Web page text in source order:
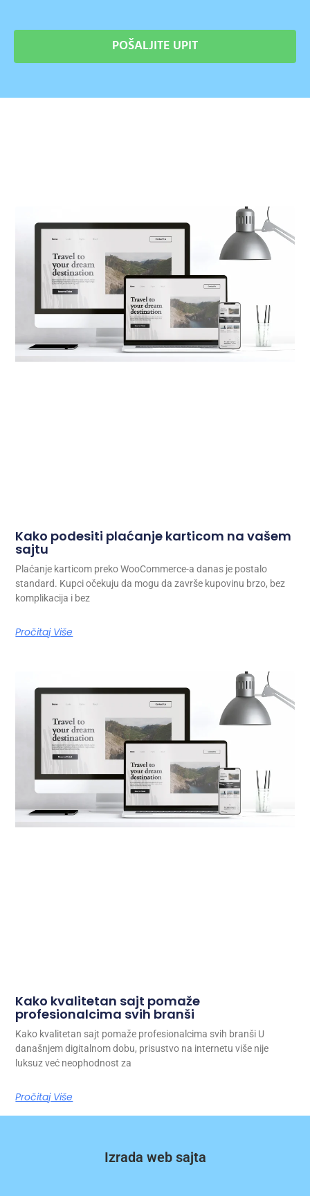
POŠALJITE UPIT
Kako podesiti plaćanje karticom na vašem
sajtu
Plaćanje karticom preko WooCommerce-a danas je postalo
standard. Kupci očekuju da mogu da završe kupovinu brzo, bez
komplikacija i bez
Pročitaj Više
Kako kvalitetan sajt pomaže
profesionalcima svih branši
Kako kvalitetan sajt pomaže profesionalcima svih branši U
današnjem digitalnom dobu, prisustvo na internetu više nije
luksuz već neophodnost za
Pročitaj Više
Izrada web sajta